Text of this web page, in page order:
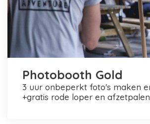
Photobooth Gold
3 uur onbeperkt foto's maken en printen
+gratis rode loper en afzetpalen